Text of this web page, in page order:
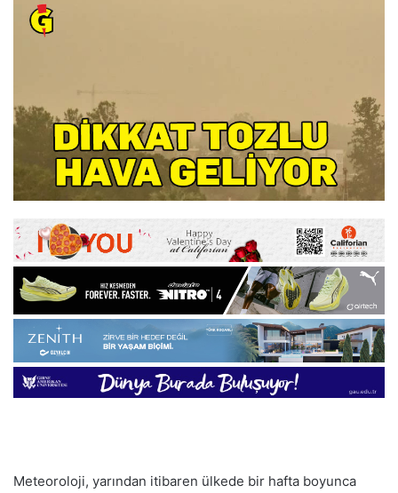
Meteoroloji, yarından itibaren ülkede bir hafta boyunca